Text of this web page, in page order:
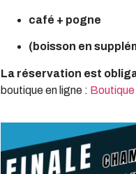
café + pogne
(boisson en
La réservation est
boutique en ligne :